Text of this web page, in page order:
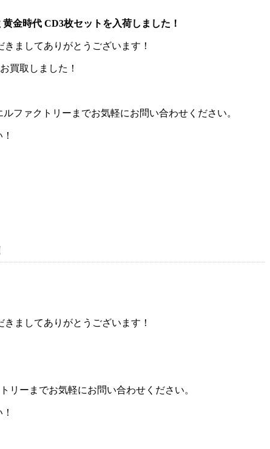
金時代 CD3枚セットを入荷しました！
ましてありがとうございます！
買取しました！
ファクトリーまでお気軽にお問い合わせください。
ましてありがとうございます！
ーまでお気軽にお問い合わせください。